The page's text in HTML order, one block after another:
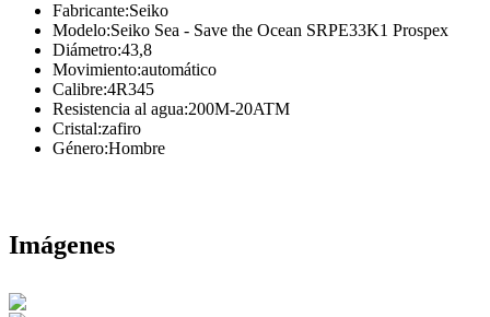
Fabricante:Seiko
Modelo:Seiko Sea - Save the Ocean SRPE33K1 Prospex
Diámetro:43,8
Movimiento:automático
Calibre:4R345
Resistencia al agua:200M-20ATM
Cristal:zafiro
Género:Hombre
Imágenes